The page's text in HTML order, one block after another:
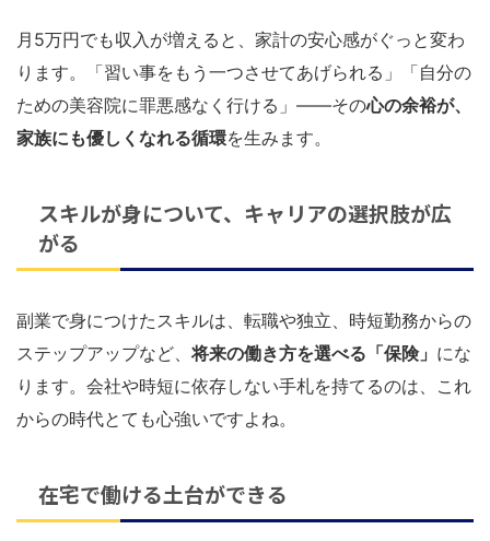
月5万円でも収入が増えると、家計の安心感がぐっと変わ
ります。「習い事をもう一つさせてあげられる」「自分の
ための美容院に罪悪感なく行ける」——その心の余裕が、
家族にも優しくなれる循環を生みます。
スキルが身について、キャリアの選択肢が広
がる
副業で身につけたスキルは、転職や独立、時短勤務からの
ステップアップなど、将来の働き方を選べる「保険」 にな
ります。会社や時短に依存しない手札を持てるのは、これ
からの時代とても心強いですよね。
在宅で働ける土台ができる